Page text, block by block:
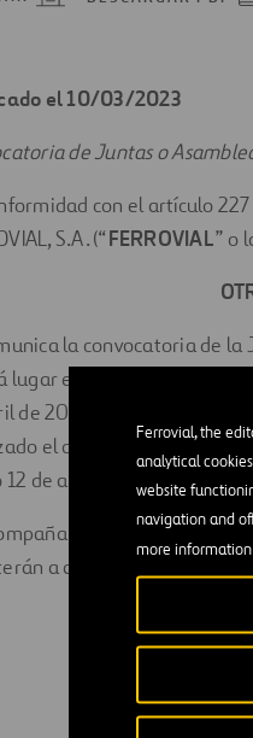
Ferrovial, the
analytical
website
navigation and
more
el 10/03/2023
de Juntas o
con el artículo
S.A. (“FERROVIAL” o
la convocatoria de la
lugar en el Auditorio
de 2023 a las 12:30 horas
el quórum necesario,
de abril, en el mismo
el texto íntegro de
a aprobación de la